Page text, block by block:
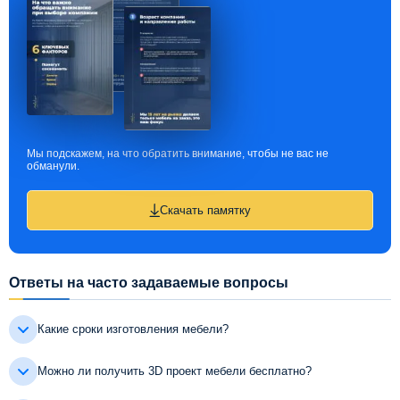
Мы подскажем, на что обратить внимание, чтобы не вас не
обманули.
Скачать памятку
Ответы на часто задаваемые вопросы
Какие сроки изготовления мебели?
Можно ли получить 3D проект мебели бесплатно?